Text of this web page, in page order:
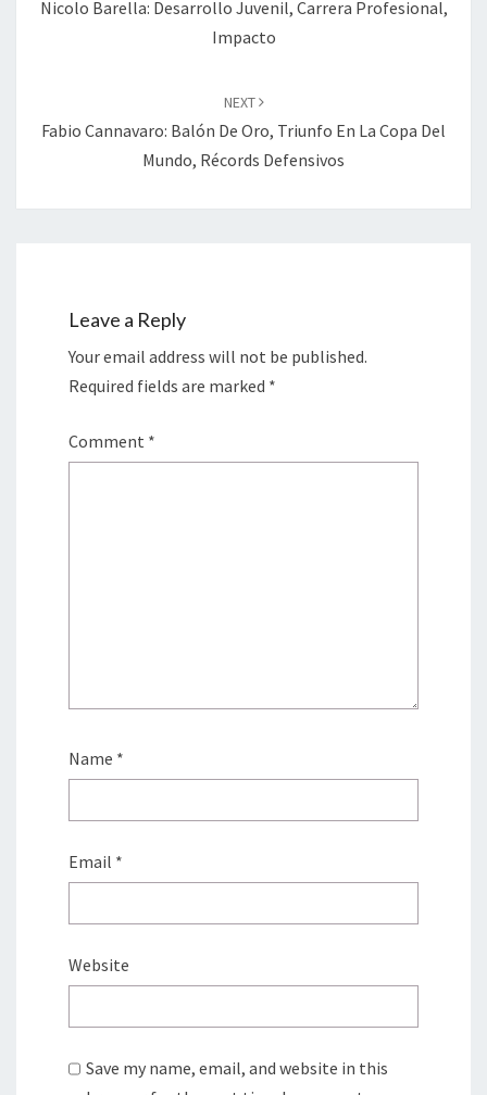
Nicolo Barella: Desarrollo Juvenil, Carrera Profesional,
Impacto
NEXT
Fabio Cannavaro: Balón De Oro, Triunfo En La Copa Del
Mundo, Récords Defensivos
Leave a Reply
Your email address will not be published.
Required fields are marked *
Comment *
Name *
Email *
Website
Save my name, email, and website in this